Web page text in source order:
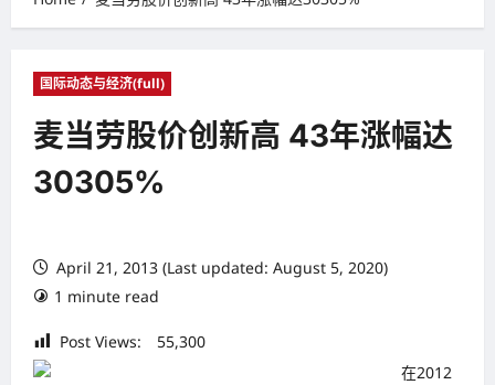
国际动态与经济(full)
麦当劳股价创新高 43年涨幅达
30305%
April 21, 2013 (Last updated: August 5, 2020)
1 minute read
Post Views:
55,300
在2012